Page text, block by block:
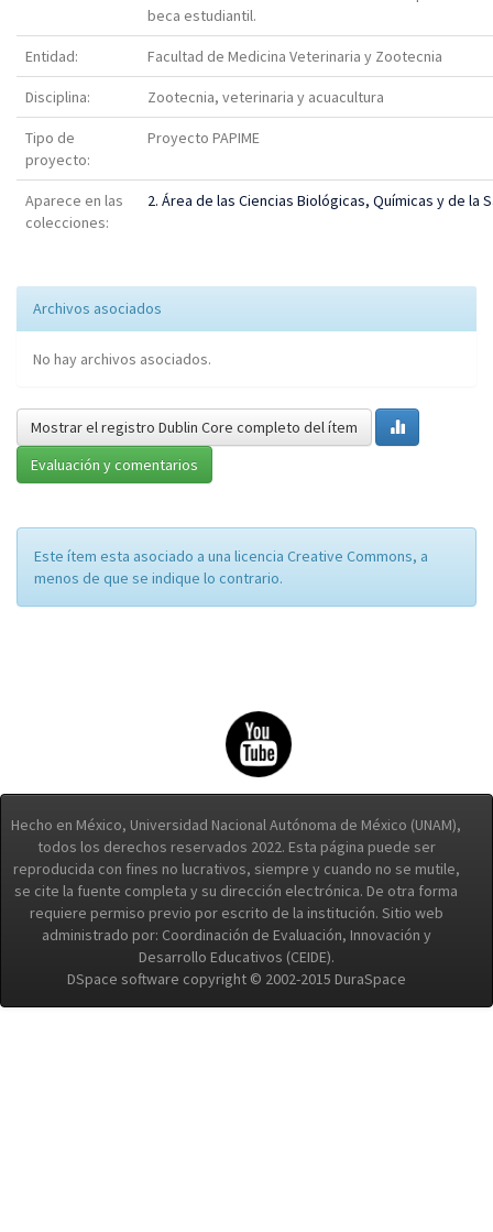
beca estudiantil.
Entidad: Facultad de Medicina Veterinaria y Zootecnia
Disciplina: Zootecnia, veterinaria y acuacultura
Tipo de
proyecto:
Proyecto PAPIME
Aparece en las
colecciones:
2. Área de las Ciencias Biológicas, Químicas y de la
Archivos asociados
No hay archivos asociados.
Mostrar el registro Dublin Core completo del ítem
Evaluación y comentarios
Este ítem esta asociado a una licencia Creative Commons, a
menos de que se indique lo contrario.
Hecho en México, Universidad Nacional Autónoma de México (UNAM),
todos los derechos reservados 2022. Esta página puede ser
reproducida con fines no lucrativos, siempre y cuando no se mutile,
se cite la fuente completa y su dirección electrónica. De otra forma
requiere permiso previo por escrito de la institución. Sitio web
administrado por: Coordinación de Evaluación, Innovación y
Desarrollo Educativos (CEIDE).
DSpace software copyright © 2002-2015 DuraSpace